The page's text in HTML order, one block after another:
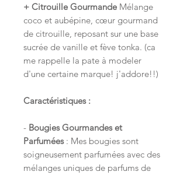
+ Citrouille Gourmande Mélange
coco et aubépine, cœur gourmand
de citrouille, reposant sur une base
sucrée de vanille et fève tonka. (ca
me rappelle la pate à modeler
d'une certaine marque! j'addore!!)
Caractéristiques :
- Bougies Gourmandes et
Parfumées : Mes bougies sont
soigneusement parfumées avec des
mélanges uniques de parfums de